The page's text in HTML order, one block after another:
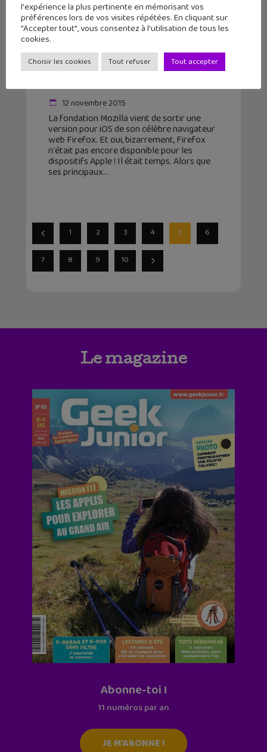
Adieu Chrome et Safari ! Firefox
12 novembre 2015
La fondation Mozilla vient de sortir une
version pour iOS de son célèbre navigateur
web Firefox. Et oui, bizarrement, Firefox
n'était pas encore disponible pour les
dispositifs Apple ! Il était temps. Alors que
ses principaux
1 2 3 4 5 6
7 8 9 10
Le magazine
Abonne-toi !
11 numéros par an
JE M'ABONNE !
l'expérience la plus pertinente en mémorisant vos
préférences lors de vos visites répétées. En cliquant sur
"Accepter tout", vous consentez à l'utilisation de tous les
cookies.
Choisir les cookies Tout refuser Tout accepter